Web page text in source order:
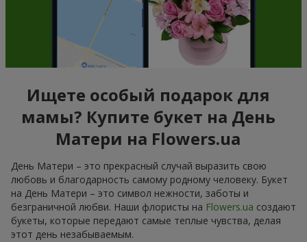
Ищете особый подарок для
мамы? Купите букет на День
Матери на Flowers.ua
День Матери – это прекрасный случай выразить свою
любовь и благодарность самому родному человеку. Букет
на День Матери – это символ нежности, заботы и
безграничной любви. Наши флористы на Flowers.ua создают
букеты, которые передают самые теплые чувства, делая
этот день незабываемым.